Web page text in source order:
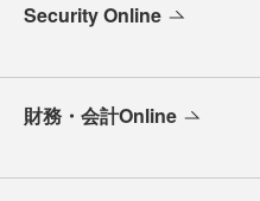
Security Online
財務・会計Online